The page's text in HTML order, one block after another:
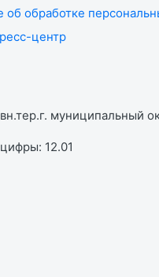
обработке
центр
муниципальный
12.01